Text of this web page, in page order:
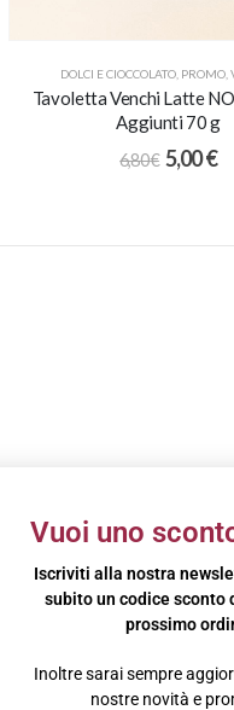
DOLCI E CIOCCOLATO, PROMO,
Tavoletta Venchi Latte
Aggiunti 70 g
6,80€ 5,00€
Vuoi uno
Iscriviti alla nostra
subito un codice sconto
prossimo
Inoltre sarai sempre
nostre novità e